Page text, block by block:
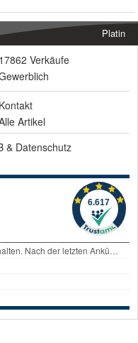
Platin
17862 Verkäufe
Kontakt
Artikel
& Datenschutz